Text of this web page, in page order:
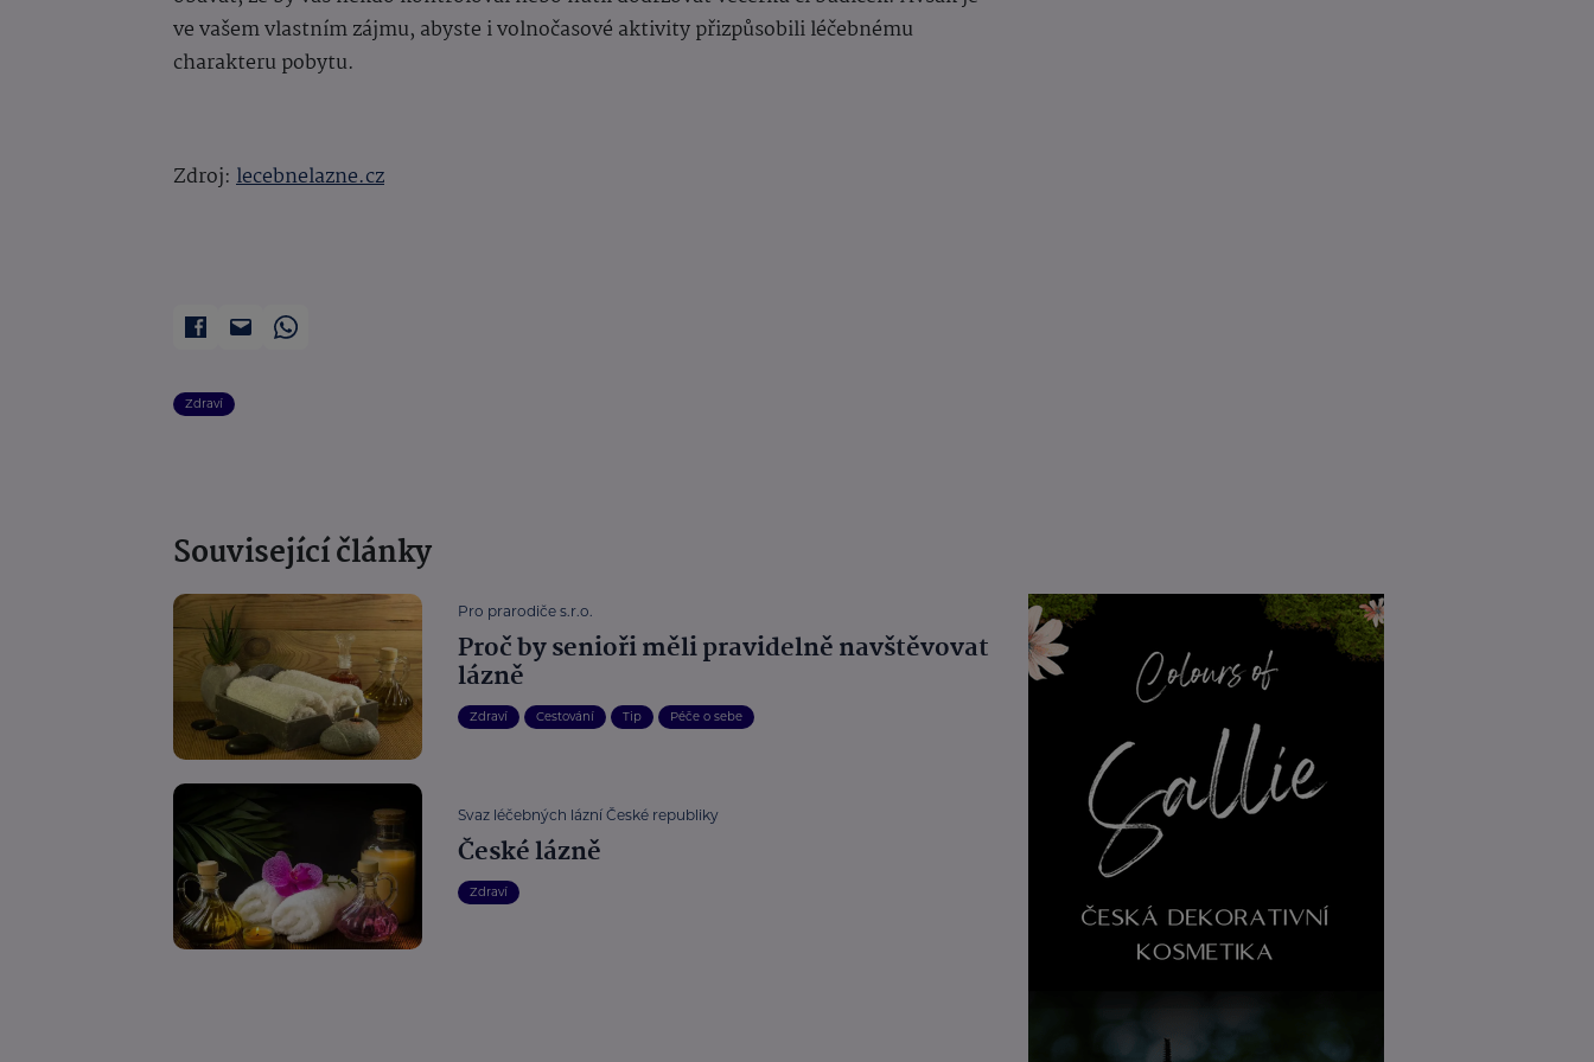
ve vašem vlastním zájmu, abyste i volnočasové aktivity přizpůsobili léčebnému
charakteru pobytu.
Zdroj: lecebnelazne.cz
Zdraví
Související články
Pro prarodiče s.r.o.
Proč by senioři měli pravidelně navštěvovat
lázně
Zdraví Cestování Tip Péče o sebe
Svaz léčebných lázní České republiky
České lázně
Zdraví